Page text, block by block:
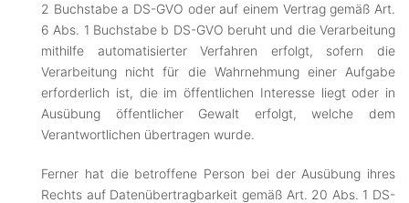
2 Buchstabe a DS-GVO oder auf einem Vertrag gemäß Art.
6 Abs. 1 Buchstabe b DS-GVO beruht und die Verarbeitung
mithilfe automatisierter Verfahren erfolgt, sofern die
Verarbeitung nicht für die Wahrnehmung einer Aufgabe
erforderlich ist, die im öffentlichen Interesse liegt oder in
Ausübung öffentlicher Gewalt erfolgt, welche dem
Verantwortlichen übertragen wurde.
Ferner hat die betroffene Person bei der Ausübung ihres
Rechts auf Datenübertragbarkeit gemäß Art. 20 Abs. 1 DS-